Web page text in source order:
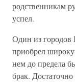
родственникам
успел.
Один из
приобрел
нем до предела
брак.